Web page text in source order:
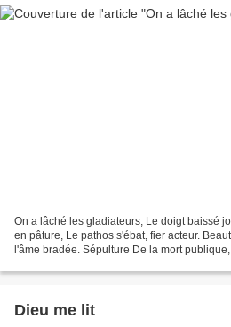
On a lâché les gladiateurs, Le doigt baissé
en pâture, Le pathos s'ébat, fier acteur.
l'âme bradée. Sépulture De la mort
Dieu me lit